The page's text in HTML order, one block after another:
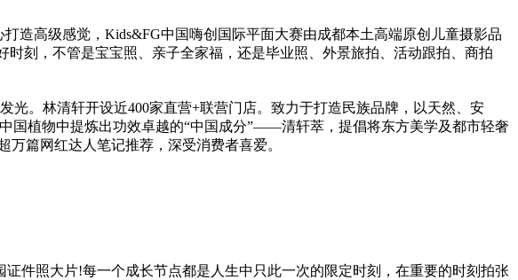
造高级感觉，Kids&FG中国嗨创国际平面大赛由成都本土高端原创儿童摄影品
刻，不管是宝宝照、亲子全家福，还是毕业照、外景旅拍、活动跟拍、商拍
光。林清轩开设近400家直营+联营门店。致力于打造民族品牌，以天然、安
国植物中提炼出功效卓越的“中国成分”——清轩萃，提倡将东方美学及都市轻奢
篇网红达人笔记推荐，深受消费者喜爱。
证件照大片!每一个成长节点都是人生中只此一次的限定时刻，在重要的时刻拍张